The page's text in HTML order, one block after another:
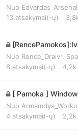
Nuo Edvardas_Arsenal
13 atsakymai(-ų)
Nuo Rence_Draivr,
8 atsakymai(-ų) 4,2k
[ Pamoka ]
Nuo
4 atsakymai(-ų) 2,2k